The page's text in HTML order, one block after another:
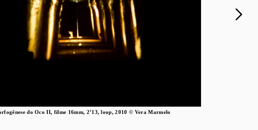
do Oco II, filme 16mm, 2’13, loop, 2010 © Vera Marmelo